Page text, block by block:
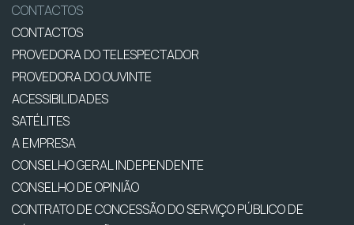
CONTACTOS
CONTACTOS
PROVEDORA DO TELESPECTADOR
PROVEDORA DO OUVINTE
ACESSIBILIDADES
SATÉLITES
A EMPRESA
CONSELHO GERAL INDEPENDENTE
CONSELHO DE OPINIÃO
CONTRATO DE CONCESSÃO DO SERVIÇO PÚBLICO DE